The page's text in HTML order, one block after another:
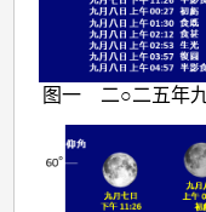
图一 二○二五年